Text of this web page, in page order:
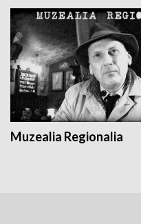
Muzealia Regionalia